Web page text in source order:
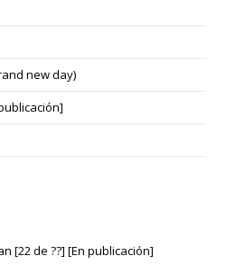
new day)
[22 de ??] [En publicación]